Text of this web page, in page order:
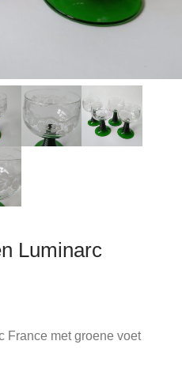
Luminarc
France met groene voet